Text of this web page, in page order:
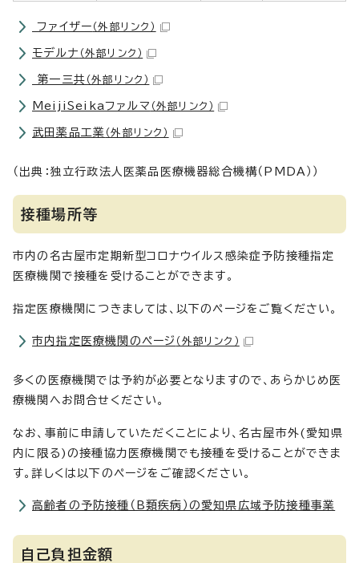
ファイザー （外部リンク）
モデルナ （外部リンク）
第一三共 （外部リンク）
MeijiSeikaファルマ （外部リンク）
武田薬品工業 （外部リンク）
（出典：独立行政法人医薬品医療機器総合機構（PMDA））
接種場所等
市内の名古屋市定期新型コロナウイルス感染症予防接種指定
医療機関で接種を受けることができます。
指定医療機関につきましては、以下のページをご覧ください。
市内指定医療機関のページ （外部リンク）
多くの医療機関では予約が必要となりますので、あらかじめ医
療機関へお問合せください。
なお、事前に申請していただくことにより、名古屋市外(愛知県
内に限る)の接種協力医療機関でも接種を受けることができま
す。詳しくは以下のページをご確認ください。
高齢者の予防接種（B類疾病）の愛知県広域予防接種事業
自己負担金額